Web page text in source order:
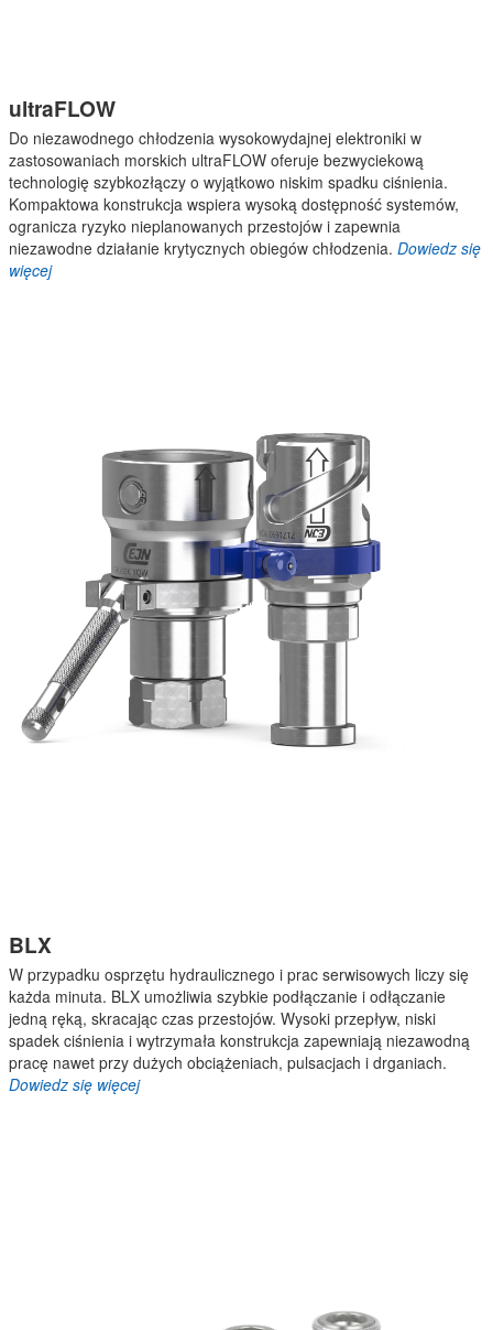
ultraFLOW
Do niezawodnego chłodzenia wysokowydajnej elektroniki w
zastosowaniach morskich ultraFLOW oferuje bezwyciekową
technologię szybkozłączy o wyjątkowo niskim spadku ciśnienia.
Kompaktowa konstrukcja wspiera wysoką dostępność systemów,
ogranicza ryzyko nieplanowanych przestojów i zapewnia
niezawodne działanie krytycznych obiegów chłodzenia. Dowiedz się
więcej
BLX
W przypadku osprzętu hydraulicznego i prac serwisowych liczy się
każda minuta. BLX umożliwia szybkie podłączanie i odłączanie
jedną ręką, skracając czas przestojów. Wysoki przepływ, niski
spadek ciśnienia i wytrzymała konstrukcja zapewniają niezawodną
pracę nawet przy dużych obciążeniach, pulsacjach i drganiach.
Dowiedz się więcej